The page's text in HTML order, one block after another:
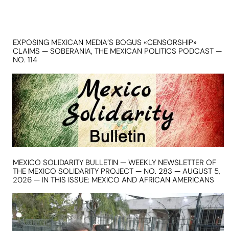
EXPOSING MEXICAN MEDIA’S BOGUS «CENSORSHIP»
CLAIMS — SOBERANIA, THE MEXICAN POLITICS PODCAST —
NO. 114
MEXICO SOLIDARITY BULLETIN — WEEKLY NEWSLETTER OF
THE MEXICO SOLIDARITY PROJECT — NO. 283 — AUGUST 5,
2026 — IN THIS ISSUE: MEXICO AND AFRICAN AMERICANS